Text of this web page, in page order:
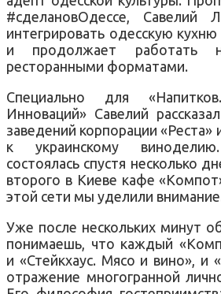
#сделановОдессе, Савелий
интегрировать одесскую
и продолжает работать
ресторанными форматами.
Специально для
Инноваций» Савелий
заведений корпорации
к украинскому
состоялась спустя несколько
второго в Киеве кафе
этой сети мы уделили
Уже после нескольких минут
понимаешь, что каждый
и «Стейкхаус. Мясо и вино», и
отражение многогранной